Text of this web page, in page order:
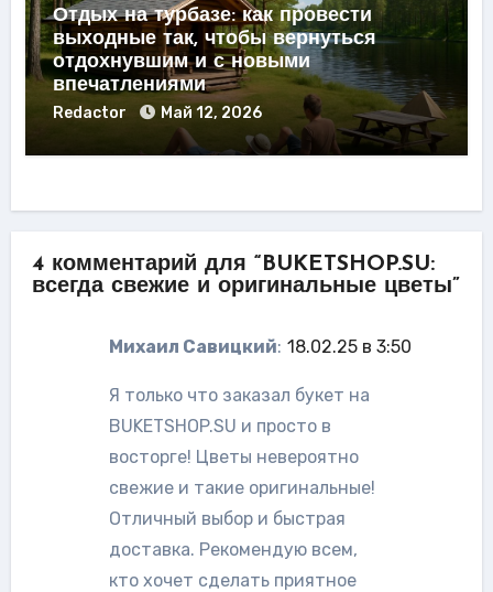
Отдых на турбазе: как провести
выходные так, чтобы вернуться
отдохнувшим и с новыми
впечатлениями
Redactor Май 12, 2026
4 комментарий для “BUKETSHOP.SU:
всегда свежие и оригинальные цветы”
Михаил Савицкий: 18.02.25 в 3:50
Я только что заказал букет на
BUKETSHOP.SU и просто в
восторге! Цветы невероятно
свежие и такие оригинальные!
Отличный выбор и быстрая
доставка. Рекомендую всем,
кто хочет сделать приятное